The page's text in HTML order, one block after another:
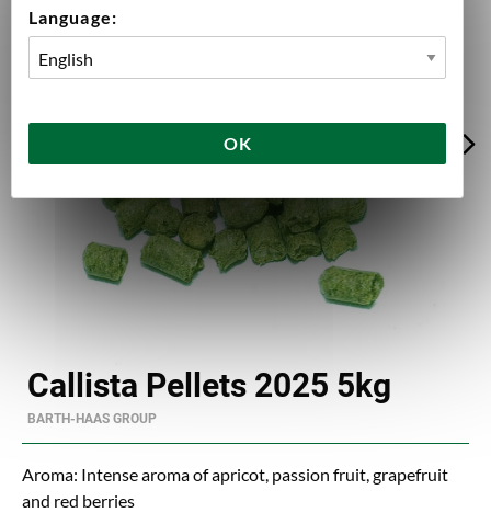
Language:
OK
Callista Pellets 2025 5kg
BARTH-HAAS GROUP
Aroma: Intense aroma of apricot, passion fruit, grapefruit
and red berries